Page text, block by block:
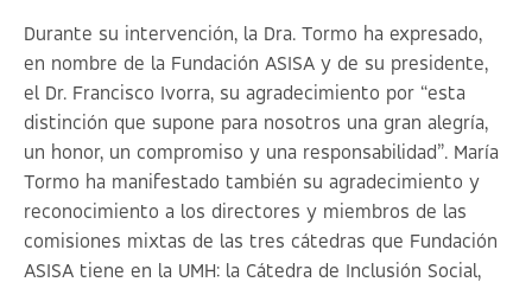
Durante su intervención, la Dra. Tormo ha expresado,
en nombre de la Fundación ASISA y de su presidente,
el Dr. Francisco Ivorra, su agradecimiento por “esta
distinción que supone para nosotros una gran alegría,
un honor, un compromiso y una responsabilidad”. María
Tormo ha manifestado también su agradecimiento y
reconocimiento a los directores y miembros de las
comisiones mixtas de las tres cátedras que Fundación
ASISA tiene en la UMH: la Cátedra de Inclusión Social,